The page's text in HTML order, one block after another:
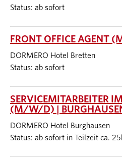
Status: ab sofort
FRONT OFFICE AGENT
DORMERO Hotel Bretten
Status: ab sofort
SERVICEMITARBEITER
(M/W/D) |
DORMERO Hotel Burghausen
Status: ab sofort in Teilzeit ca.